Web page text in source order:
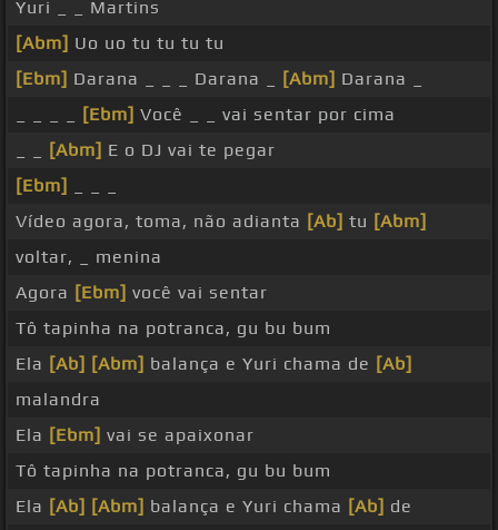
Yuri _ _ Martins
[Abm] Uo uo tu tu tu tu
[Ebm] Darana _ _ _ Darana _ [Abm] Darana _
[Ebm] Você _ _ vai sentar por cima
[Abm] E o DJ vai te pegar
[Ebm]
Vídeo agora, toma, não adianta [Ab] tu [Abm]
voltar, _ menina
Agora [Ebm] você vai sentar
Tô tapinha na potranca, gu bu bum
Ela [Ab] [Abm] balança e Yuri chama de [Ab]
malandra
Ela [Ebm] vai se apaixonar
Tô tapinha na potranca, gu bu bum
Ela [Ab] [Abm] balança e Yuri chama [Ab] de